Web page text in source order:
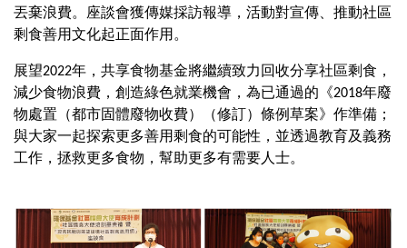
丟棄浪費。座談會獲傳媒採訪報導，活動對宣傳、推動社區
剩食善用文化起正面作用。
展望2022年，共享食物基金將繼續致力回收分享社區剩食，
減少食物浪費，創造綠色就業機會，為已通過的《2018年廢
物處置（都市固體廢物收費）（修訂）條例草案》作準備；
與大家一起探索更多善用剩食的可能性，並透過教育及義務
工作，拯救更多食物，幫助更多有需要人士。